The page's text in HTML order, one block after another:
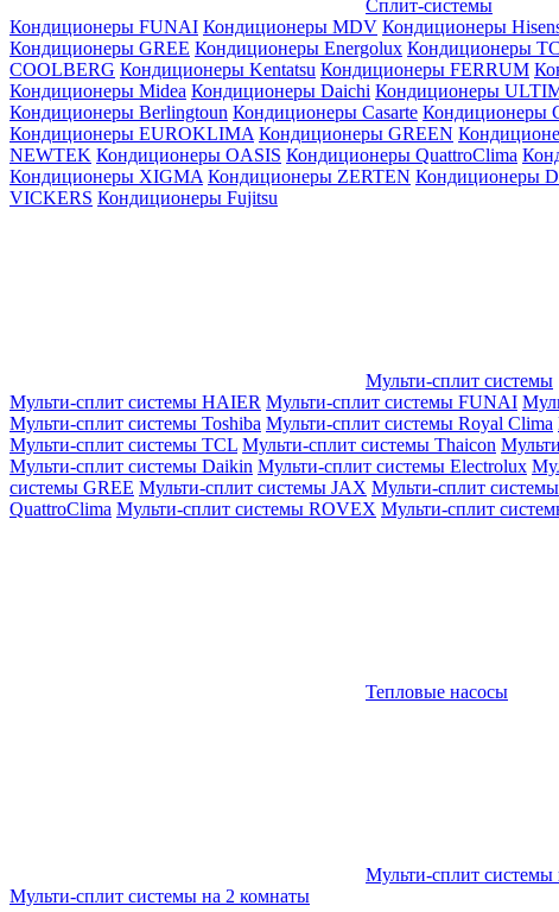
Сплит-системы
Кондиционеры FUNAI Кондиционеры MDV Кондиционеры
Кондиционеры GREE Кондиционеры Energolux Кондиционеры
СOOLBERG Кондиционеры Kentatsu Кондиционеры FERRUM
Кондиционеры Midea Кондиционеры Daichi Кондиционеры
Кондиционеры Berlingtoun Кондиционеры Casarte Кондиционеры
Кондиционеры EUROKLIMA Кондиционеры GREEN
NEWTEK Кондиционеры OASIS Кондиционеры QuattroClima
Кондиционеры XIGMA Кондиционеры ZERTEN Кондиционеры
VICKERS Кондиционеры Fujitsu
Мульти-сплит системы
Мульти-сплит системы HAIER Мульти-сплит системы FUNAI
Мульти-сплит системы Toshiba Мульти-сплит системы Royal Clima
Мульти-сплит системы TCL Мульти-сплит системы Thaicon
Мульти-сплит системы Daikin Мульти-сплит системы Electrolux
системы GREE Мульти-сплит системы JAX Мульти-сплит
QuattroClima Мульти-сплит системы ROVEX Мульти-сплит
Тепловые насосы
Мульти-сплит системы
Мульти-сплит системы на 2 комнаты